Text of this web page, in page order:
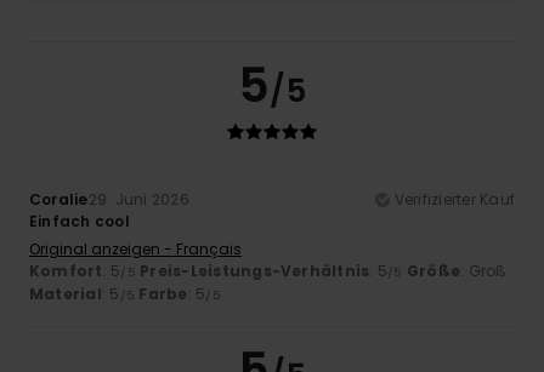
5/5
Coralie29. Juni 2026
Verifizierter Kauf
Einfach cool
Original anzeigen - Français
Komfort: 5/5 Preis-Leistungs-Verhältnis: 5/5 Größe: Groß
Material: 5 /5 Farbe: 5/5